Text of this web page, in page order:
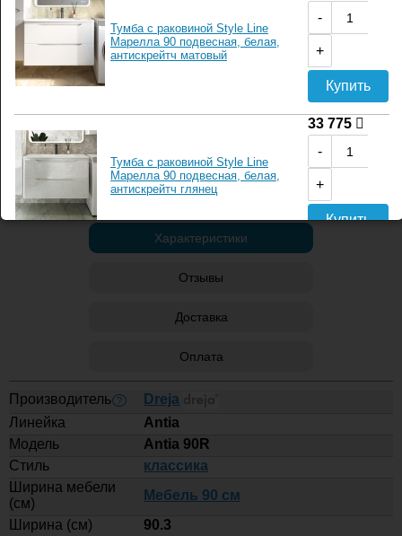
Бесплатная консультация менеджера
Отправить карту товара по почте
Отправить карту товара по смс
Подобрать аксессуары
Характеристики
Отзывы
Доставка
Оплата
Производитель ?
Dreja
Линейка
Antia
Модель
Antia 90R
Стиль
классика
Ширина мебели
(см)
Мебель 90 см
Ширина (см)
90.3
Тумба с раковиной Style Line
Марелла 90 подвесная, белая,
антискрейтч матовый
-
+
Купить
Тумба с раковиной Style Line
Марелла 90 подвесная, белая,
антискрейтч глянец
33 775
-
+
Купить
Марелла 90 напольная, серая,
антискрейтч
35 430
Тумба с раковиной Style Line
Марелла 90 напольная, белая,